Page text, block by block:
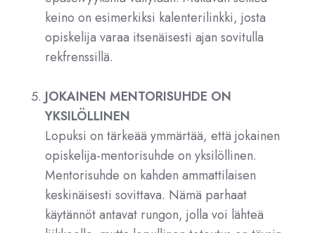
keino on esimerkiksi kalenterilinkki, josta
opiskelija varaa itsenäisesti ajan sovitulla
rekfrenssillä.
JOKAINEN MENTORISUHDE ON
YKSILÖLLINEN
Lopuksi on tärkeää ymmärtää, että jokainen
opiskelija-mentorisuhde on yksilöllinen.
Mentorisuhde on kahden ammattilaisen
keskinäisesti sovittava. Nämä parhaat
käytännöt antavat rungon, jolla voi lähteä